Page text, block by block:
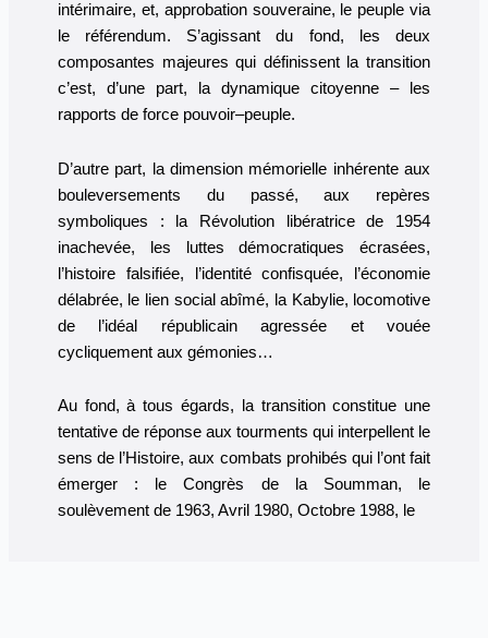
intérimaire, et, approbation souveraine, le peuple via
le référendum. S’agissant du fond, les deux
composantes majeures qui définissent la transition
c’est, d’une part, la dynamique citoyenne – les
rapports de force pouvoir–peuple.
D’autre part, la dimension mémorielle inhérente aux
bouleversements du passé, aux repères
symboliques : la Révolution libératrice de 1954
inachevée, les luttes démocratiques écrasées,
l’histoire falsifiée, l’identité confisquée, l’économie
délabrée, le lien social abîmé, la Kabylie, locomotive
de l’idéal républicain agressée et vouée
cycliquement aux gémonies…
Au fond, à tous égards, la transition constitue une
tentative de réponse aux tourments qui interpellent le
sens de l’Histoire, aux combats prohibés qui l’ont fait
émerger : le Congrès de la Soumman, le
soulèvement de 1963, Avril 1980, Octobre 1988, le